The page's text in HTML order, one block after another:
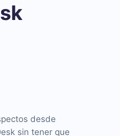
desde
sin tener que